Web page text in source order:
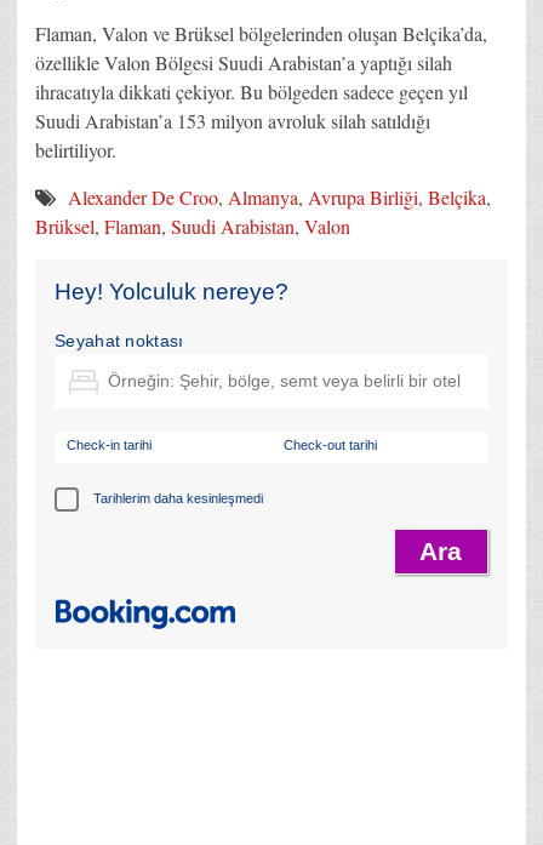
Flaman, Valon ve Brüksel bölgelerinden oluşan Belçika’da,
özellikle Valon Bölgesi Suudi Arabistan’a yaptığı silah
ihracatıyla dikkati çekiyor. Bu bölgeden sadece geçen yıl
Suudi Arabistan’a 153 milyon avroluk silah satıldığı
belirtiliyor.
Alexander De Croo, Almanya, Avrupa Birliği, Belçika,
Brüksel, Flaman, Suudi Arabistan, Valon
Hey! Yolculuk nereye?
Seyahat noktası
Check-in tarihi Check-out tarihi
Tarihlerim daha kesinleşmedi